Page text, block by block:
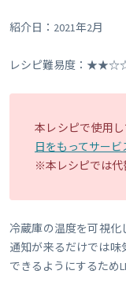
紹介日：2021年2月
レシピ難易度：
本レシピで使用し
日をもってサー
※本レシピでは代
冷蔵庫の温度を可視化
通知が来るだけでは
できるようにするため